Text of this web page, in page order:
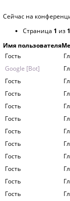
Сейчас на
Страница 1 из
Имя пользователя
Гость
Google [Bot]
Гость
Гость
Гость
Гость
Гость
Гость
Гость
Гость
Гость
Гость